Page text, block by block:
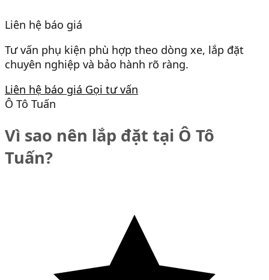
Liên hệ báo giá
Tư vấn phụ kiện phù hợp theo dòng xe, lắp đặt
chuyên nghiệp và bảo hành rõ ràng.
Liên hệ báo giá Gọi tư vấn
Ô Tô Tuấn
Vì sao nên lắp đặt tại Ô Tô
Tuấn?